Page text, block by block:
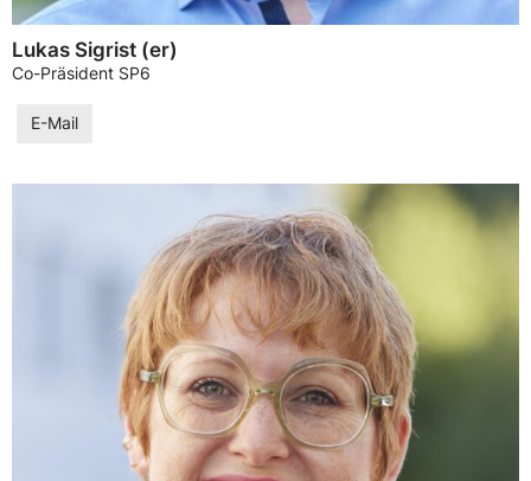
Lukas Sigrist (er)
Co-Präsident SP6
E-Mail